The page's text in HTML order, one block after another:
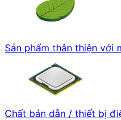
Sản phẩm thân thiện với
Chất bán dẫn / thiết bị